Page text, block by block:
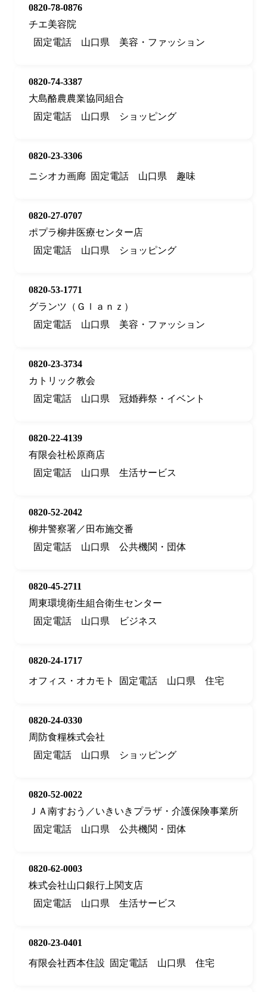
0820-78-0876
チエ美容院
固定電話
山口県 美容・ファッション
0820-74-3387
大島酪農農業協同組合
固定電話
山口県 ショッピング
0820-23-3306
ニシオカ画廊 固定電話 山口県 趣味
0820-27-0707
ポプラ柳井医療センター店
固定電話
山口県 ショッピング
0820-53-1771
グランツ（Ｇｌａｎｚ）
固定電話
山口県 美容・ファッション
0820-23-3734
カトリック教会
固定電話
山口県 冠婚葬祭・イベント
0820-22-4139
有限会社松原商店
固定電話
山口県 生活サービス
0820-52-2042
柳井警察署／田布施交番
固定電話
山口県 公共機関・団体
0820-45-2711
周東環境衛生組合衛生センター
固定電話
山口県 ビジネス
0820-24-1717
オフィス・オカモト
固定電話 山口県 住宅
0820-24-0330
周防食糧株式会社
固定電話
山口県 ショッピング
0820-52-0022
ＪＡ南すおう／いきいきプラザ・介護保険事業所
固定電話
山口県 公共機関・団体
0820-62-0003
株式会社山口銀行上関支店
固定電話
山口県 生活サービス
0820-23-0401
有限会社西本住設
固定電話 山口県 住宅